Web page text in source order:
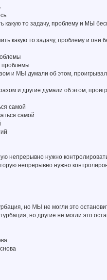
то задачу, проблему и МЫ
какую то задачу, проблему и они
проблемы
и МЫ думали об этом,
и другие думали об этом,
самой
самой
непрерывно нужно
непрерывно нужно
но МЫ не могли это
но другие не могли это